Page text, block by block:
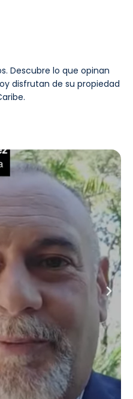
Descubre lo que opinan
disfrutan de su propiedad